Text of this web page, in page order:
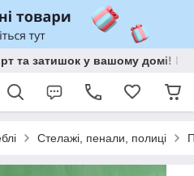
та затишок у вашому домі!
Стелажі, пенали, полиці